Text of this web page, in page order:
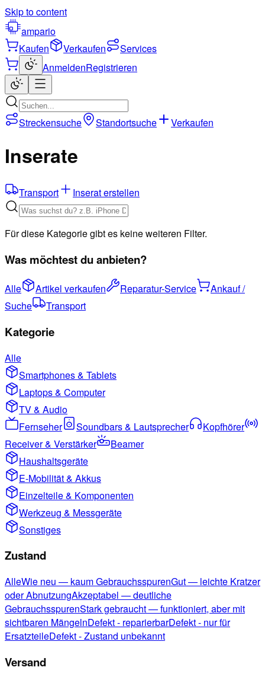
Skip to content
ampario
Kaufen
Verkaufen
Services
AnmeldenRegistrieren
Streckensuche Standortsuche Verkaufen
Inserate
Transport Inserat erstellen
Für diese Kategorie gibt es keine weiteren Filter.
Was möchtest du anbieten?
Alle Artikel verkaufen Reparatur-Service
Ankauf /
Suche
Transport
Kategorie
Alle
Smartphones & Tablets
Laptops & Computer
TV & Audio
Fernseher
Soundbars & Lautsprecher
Kopfhörer
Receiver & Verstärker
Beamer
Haushaltsgeräte
E-Mobilität & Akkus
Einzelteile & Komponenten
Werkzeug & Messgeräte
Sonstiges
Zustand
AlleWie neu — kaum GebrauchsspurenGut — leichte Kratzer
oder AbnutzungAkzeptabel — deutliche
GebrauchsspurenStark gebraucht — funktioniert, aber mit
sichtbaren MängelnDefekt - reparierbarDefekt - nur für
ErsatzteileDefekt - Zustand unbekannt
Versand